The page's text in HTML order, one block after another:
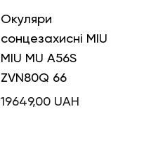
Окуляри
сонцезахисні MIU
MIU MU A56S
ZVN80Q 66
19649,00 UAH